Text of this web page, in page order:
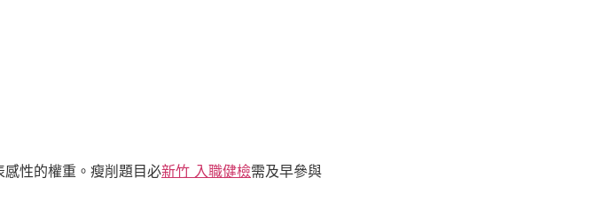
性的權重。瘦削題目必新竹 入職健檢需及早參與